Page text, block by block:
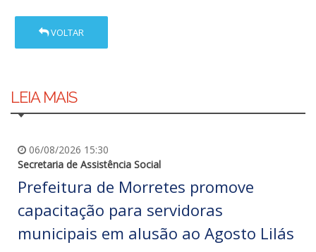
VOLTAR
LEIA MAIS
06/08/2026 15:30
Secretaria de Assistência Social
Prefeitura de Morretes promove
capacitação para servidoras
municipais em alusão ao Agosto Lilás